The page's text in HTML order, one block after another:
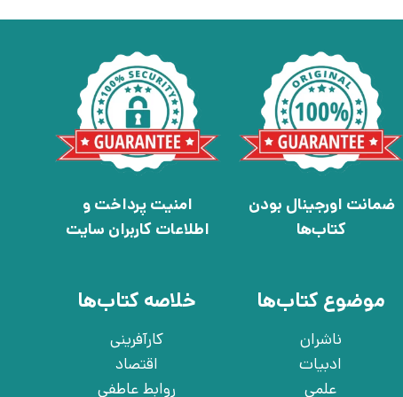
ضمانت اورجینال بودن
کتاب‌ها
امنیت پرداخت و
اطلاعات کاربران سایت
موضوع کتاب‌ها
ناشران
ادبیات
علمی
خلاصه کتاب‌ها
کارآفرینی
اقتصاد
روابط عاطفی